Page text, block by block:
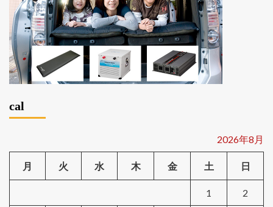
cal
2026年8月
月 火 水 木 金 土 日
1 2